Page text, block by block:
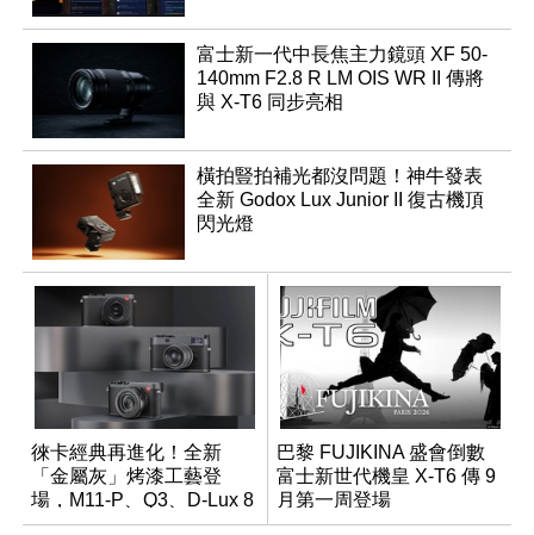
富士新一代中長焦主力鏡頭 XF 50-
140mm F2.8 R LM OIS WR II 傳將
與 X-T6 同步亮相
橫拍豎拍補光都沒問題！神牛發表
全新 Godox Lux Junior II 復古機頂
閃光燈
徠卡經典再進化！全新
「金屬灰」烤漆工藝登
場，M11-P、Q3、D-Lux 8
領銜換裝
巴黎 FUJIKINA 盛會倒數
富士新世代機皇 X-T6 傳 9
月第一周登場